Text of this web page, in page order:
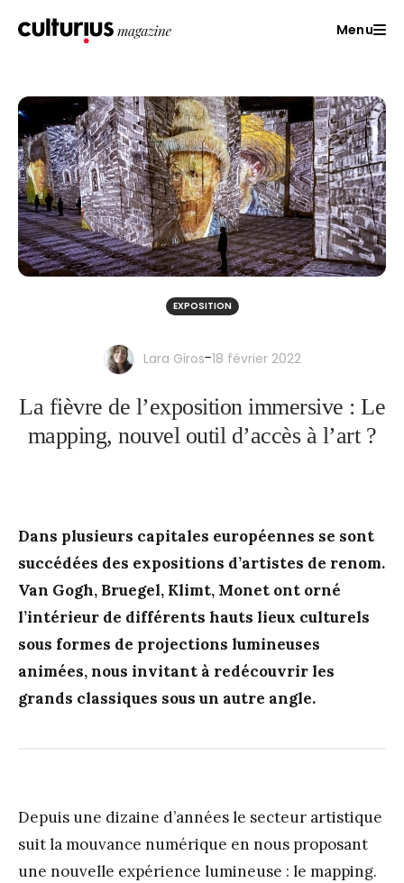
Menu
EXPOSITION
Lara Giros-18 février 2022
La fièvre de l’exposition immersive : Le
mapping, nouvel outil d’accès à l’art ?
Dans plusieurs capitales européennes se sont
succédées des expositions d’artistes de renom.
Van Gogh, Bruegel, Klimt, Monet ont orné
l’intérieur de différents hauts lieux culturels
sous formes de projections lumineuses
animées, nous invitant à redécouvrir les
grands classiques sous un autre angle.
Depuis une dizaine d’années le secteur artistique
suit la mouvance numérique en nous proposant
une nouvelle expérience lumineuse : le mapping.